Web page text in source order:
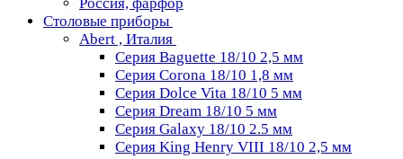
Столовые приборы
Abert , Италия
Серия Baguette 18/10 2,5 мм
Серия Corona 18/10 1,8 мм
Серия Dolce Vita 18/10 5 мм
Серия Dream 18/10 5 мм
Серия Galaxy 18/10 2.5 мм
Серия King Henry VIII 18/10 2,5 мм